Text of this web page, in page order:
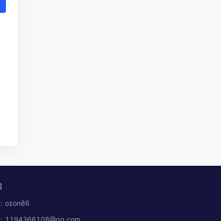
ozon86
1194366108@qq.com